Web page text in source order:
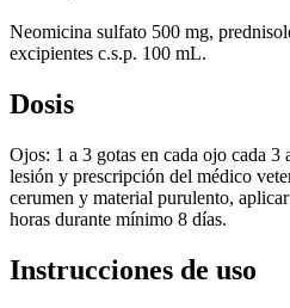
Neomicina sulfato 500 mg,
excipientes c.s.p. 100 mL.
Dosis
Ojos: 1 a 3 gotas en cada ojo cada 3
lesión y prescripción del médico
cerumen y material purulento,
horas durante mínimo 8 días.
Instrucciones de uso